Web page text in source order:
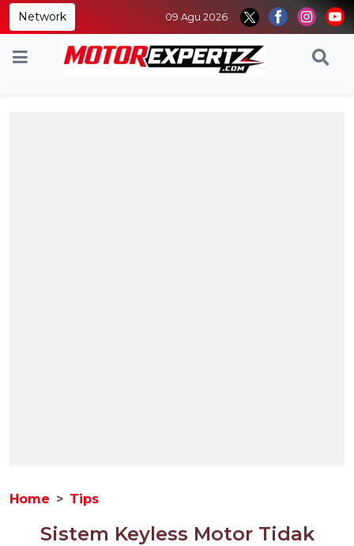
Network 09 Agu 2026
Home Tips
Sistem Keyless Motor Tidak